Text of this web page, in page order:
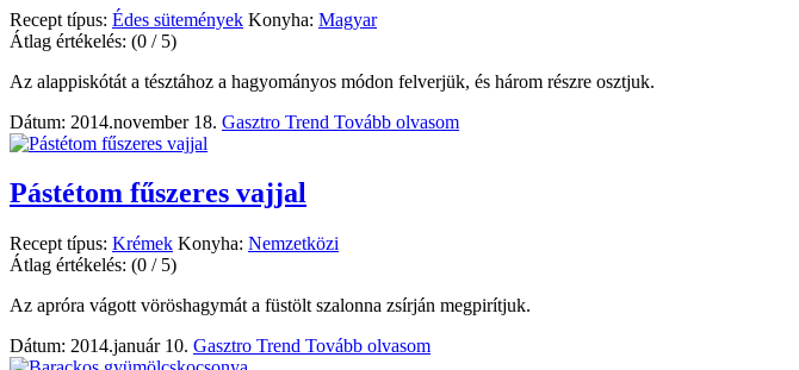
Recept típus: Édes sütemények Konyha: Magyar
Átlag értékelés: (0 / 5)
Az alappiskótát a tésztához a hagyományos módon felverjük, és három részre osztjuk.
Dátum: 2014.november 18. Gasztro Trend Tovább olvasom
Pástétom fűszeres vajjal
Recept típus: Krémek Konyha: Nemzetközi
Átlag értékelés: (0 / 5)
Az apróra vágott vöröshagymát a füstölt szalonna zsírján megpirítjuk.
Dátum: 2014.január 10. Gasztro Trend Tovább olvasom